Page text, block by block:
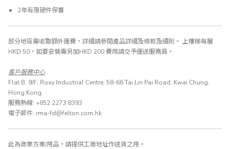
2年有限硬件保養
部分地區需收取額外運費，詳細請參閱產品詳細及條款及細則 。 上樓梯每層
HKD 50，如要安裝需另加HKD 200 費用請交予運送服務員。
客戶服務中心
Flat B, 9/F, Roxy Industrial Centre, 58-66 Tai Lin Pai Road, Kwai Chung,
Hong Kong.
服務熱線: +852 2273 8393
電子郵件: rma-fd@felton.com.hk
此為商業方案/用品，請提供工商地址作送貨之用。